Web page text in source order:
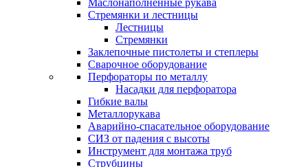
Маслонаполненные рукава
Стремянки и лестницы
Лестницы
Стремянки
Заклепочные пистолеты и степлеры
Сварочное оборудование
Перфораторы по металлу
Насадки для перфоратора
Гибкие валы
Металлорукава
Аварийно-спасательное оборудование
СИЗ от падения с высоты
Инструмент для монтажа труб
Струбцины